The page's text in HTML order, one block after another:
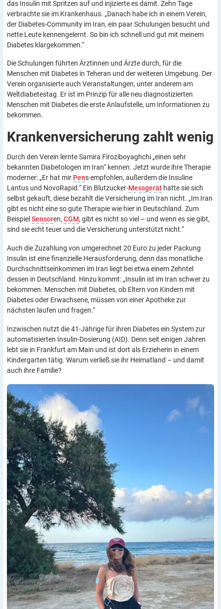
das Insulin mit Spritzen auf und injizierte es damit. Zehn Tage
verbrachte sie im Krankenhaus. „Danach habe ich in einem Verein,
der Diabetes-Community im Iran, ein paar Schulungen besucht und
nette Leute kennengelernt. So bin ich schnell und gut mit meinem
Diabetes klargekommen.“
Die Schulungen führten Ärztinnen und Ärzte durch, für die
Menschen mit Diabetes in Teheran und der weiteren Umgebung. Der
Verein organisierte auch Veranstaltungen, unter anderem am
Weltdiabetestag. Er ist im Prinzip für alle neu diagnostizierten
Menschen mit Diabetes die erste Anlaufstelle, um Informationen zu
bekommen.
Krankenversicherung zahlt wenig
Durch den Verein lernte Samira Firoziboyaghchi „einen sehr
bekannten Diabetologen im Iran“ kennen. Jetzt wurde ihre Therapie
moderner: „Er hat mir Pens empfohlen, außerdem die Insuline
Lantus und NovoRapid.“ Ein Blutzucker-Messgerät hatte sie sich
selbst gekauft, diese bezahlt die Versicherung im Iran nicht. „Im Iran
gibt es nicht eine so gute Therapie wie hier in Deutschland. Zum
Beispiel Sensoren, CGM, gibt es nicht so viel – und wenn es sie gibt,
sind sie echt teuer und die Versicherung unterstützt nicht.“
Auch die Zuzahlung von umgerechnet 20 Euro zu jeder Packung
Insulin ist eine finanzielle Herausforderung, denn das monatliche
Durchschnittseinkommen im Iran liegt bei etwa einem Zehntel
dessen in Deutschland. Hinzu kommt: „Insulin ist im Iran schwer zu
bekommen. Menschen mit Diabetes, ob Eltern von Kindern mit
Diabetes oder Erwachsene, müssen von einer Apotheke zur
nächsten laufen und fragen.“
Inzwischen nutzt die 41-Jährige für ihren Diabetes ein System zur
automatisierten Insulin-Dosierung (AID). Denn seit einigen Jahren
lebt sie in Frankfurt am Main und ist dort als Erzieherin in einem
Kindergarten tätig. Warum verließ sie ihr Heimatland – und damit
auch ihre Familie?